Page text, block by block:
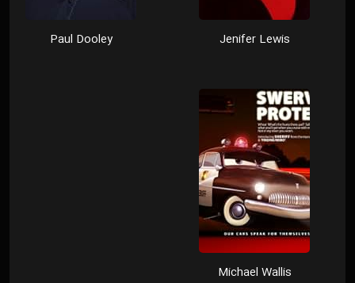
Jenifer Lewis
Paul Dooley
Michael Wallis